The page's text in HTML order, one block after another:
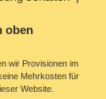
oben
wir Provisionen im
Mehrkosten für
Website.